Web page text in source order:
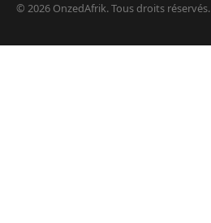
© 2026 OnzedAfrik. Tous droits réservés.